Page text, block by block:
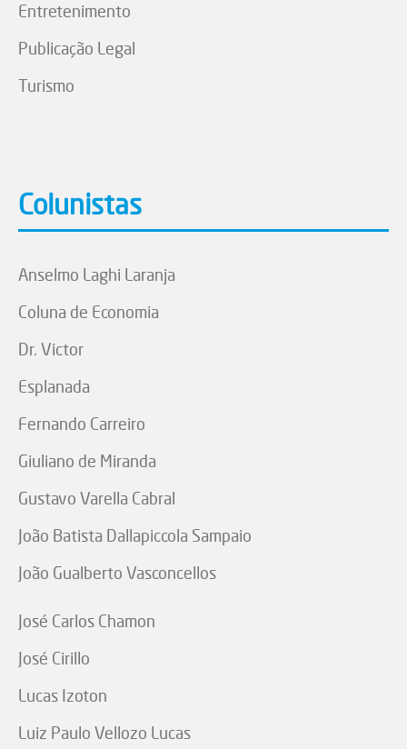
Entretenimento
Publicação Legal
Turismo
Colunistas
Anselmo Laghi Laranja
Coluna de Economia
Dr. Victor
Esplanada
Fernando Carreiro
Giuliano de Miranda
Gustavo Varella Cabral
João Batista Dallapiccola Sampaio
João Gualberto Vasconcellos
José Carlos Chamon
José Cirillo
Lucas Izoton
Luiz Paulo Vellozo Lucas